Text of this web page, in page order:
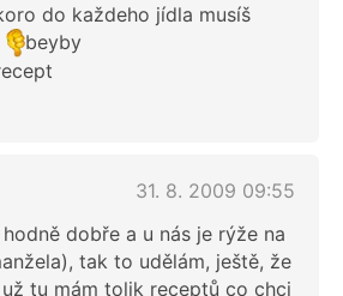
do každeho jídla musíš
beyby
31. 8. 2009 09:55
dobře a u nás je rýže na
tak to udělám, ještě, že
tu mám tolik receptů co chci